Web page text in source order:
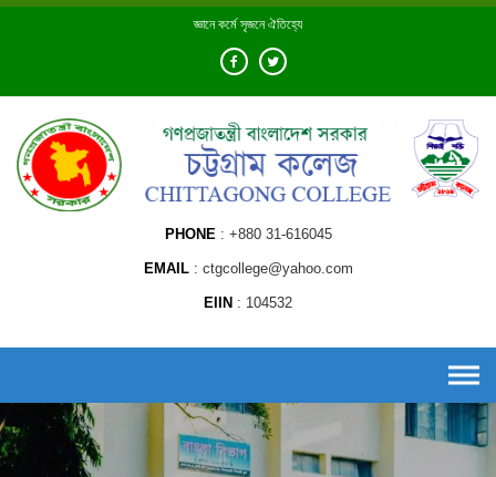
Skip
জ্ঞানে কর্মে সৃজনে ঐতিহ্যে
PHONE +880 31-616045
EMAIL ctgcollege@yahoo.com
EIIN 104532